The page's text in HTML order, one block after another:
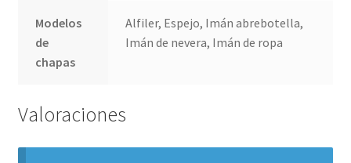
Modelos
de
chapas
Alfiler, Espejo, Imán abrebotella,
Imán de nevera, Imán de ropa
Valoraciones